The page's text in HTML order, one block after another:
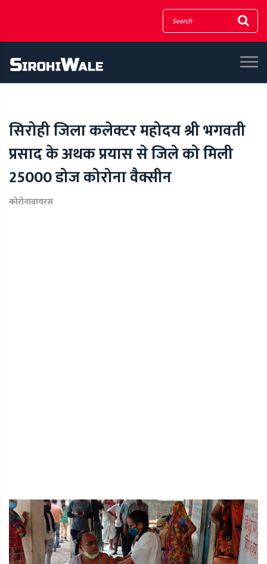
सिरोही जिला कलेक्टर महोदय श्री भगवती
प्रसाद के अथक प्रयास से जिले को मिली
25000 डोज कोरोना वैक्सीन
कोरोनावायरस